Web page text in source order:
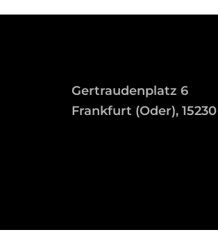
Gertraudenplatz 6
Frankfurt (Oder), 15230